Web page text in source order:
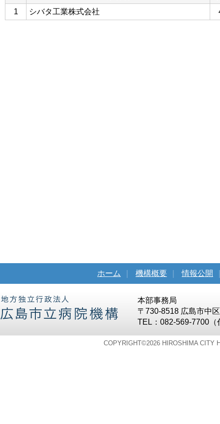
1
シバタ工業株式会社
ホーム 機構概要 情報公開
本部事務局
〒730-8518 広島市中
TEL：082-569-7700
COPYRIGHT©2026 HIROSHIMA CITY